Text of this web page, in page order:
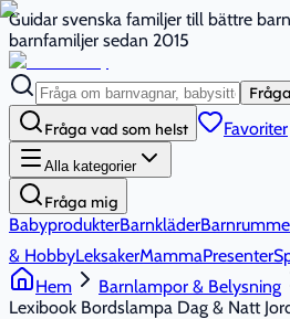
Guidar svenska familjer till bättre
barnfamiljer sedan 2015
Fråga vad som helst Favoriter
Alla kategorier
Fråga mig
BabyprodukterBarnkläder
& HobbyLeksakerMammaPresenter
Hem
Barnlampor & Belysning
Lexibook Bordslampa Dag & Natt